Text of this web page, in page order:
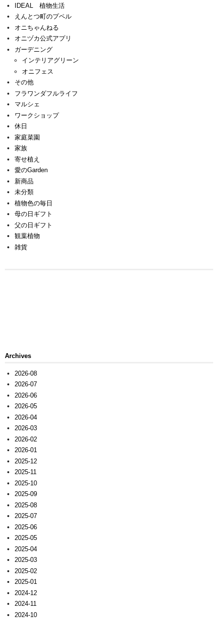
IDEAL 植物生活
えんとつ町のプペル
オニちゃんねる
オニヅカ公式アプリ
ガーデニング
インテリアグリーン
オニフェス
その他
フラワンダフルライフ
マルシェ
ワークショップ
休日
家庭菜園
家族
寄せ植え
愛のGarden
新商品
未分類
植物色の毎日
母の日ギフト
父の日ギフト
観葉植物
雑貨
Archives
2026-08
2026-07
2026-06
2026-05
2026-04
2026-03
2026-02
2026-01
2025-12
2025-11
2025-10
2025-09
2025-08
2025-07
2025-06
2025-05
2025-04
2025-03
2025-02
2025-01
2024-12
2024-11
2024-10